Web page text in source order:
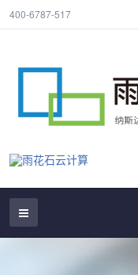
400-6787-517